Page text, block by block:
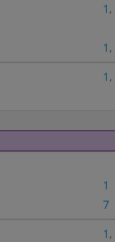
1 ,
1 ,
1 ,
1
7
1 ,